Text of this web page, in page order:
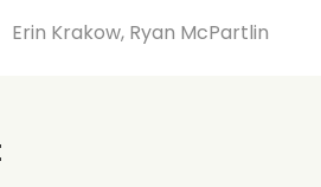
Erin Krakow, Ryan McPartlin